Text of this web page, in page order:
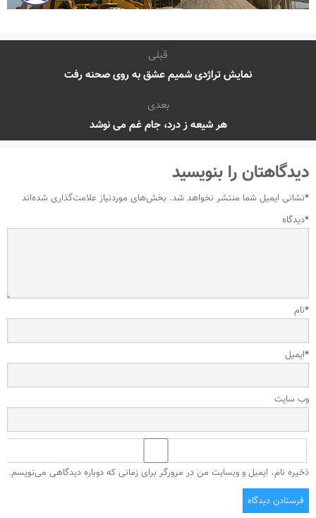
قبلی
نمایش تراژدی شمیم عشق به روی صحنه رفت
بعدی
هر شیعه ز درد، جام غم می نوشد
دیدگاهتان را بنویسید
نشانی ایمیل شما منتشر نخواهد شد. بخش‌های موردنیاز علامت‌گذاری شده‌اند
*
دیدگاه*
نام*
ایمیل*
وب‌ سایت
ذخیره نام، ایمیل و وبسایت من در مرورگر برای زمانی که دوباره دیدگاهی می‌نویسم.